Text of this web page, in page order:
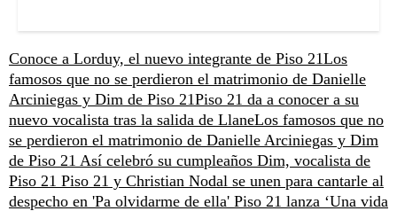
Conoce a Lorduy, el nuevo integrante de Piso 21Los
famosos que no se perdieron el matrimonio de Danielle
Arciniegas y Dim de Piso 21Piso 21 da a conocer a su
nuevo vocalista tras la salida de LlaneLos famosos que no
se perdieron el matrimonio de Danielle Arciniegas y Dim
de Piso 21 Así celebró su cumpleaños Dim, vocalista de
Piso 21 Piso 21 y Christian Nodal se unen para cantarle al
despecho en 'Pa olvidarme de ella' Piso 21 lanza ‘Una vida